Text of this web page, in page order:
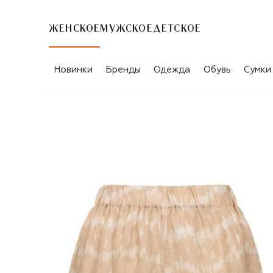
ЖЕНСКОЕ МУЖСКОЕ ДЕТСКОЕ
Новинки Бренды Одежда Обувь Сумки